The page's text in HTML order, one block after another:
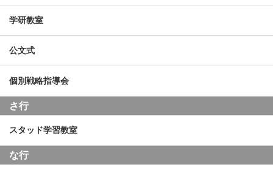
学研教室
公文式
個別戦略指導会
さ行
スタッド学習教室
な行